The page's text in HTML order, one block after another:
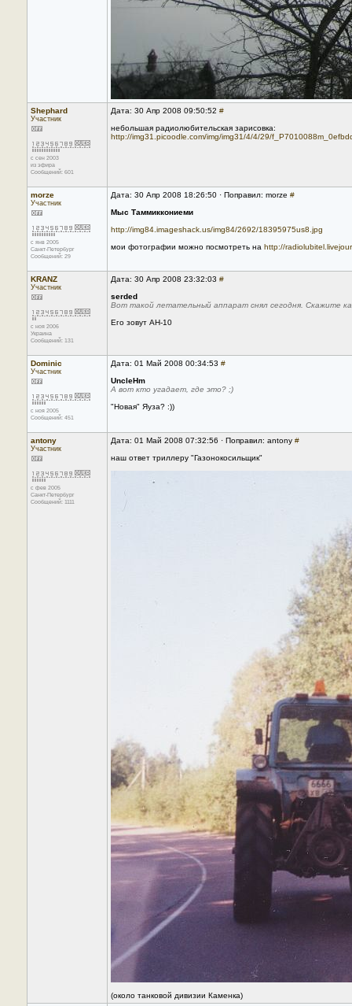
Shephard
Участник
с сен 2003
из эфира
Сообщений: 601
Дата: 30 Апр 2008 09:50:52 #
небольшая радиолюбительская зарисовка:
http://img31.picoodle.com/img/img31/4/4/29/
morze
Участник
с янв 2005
Санкт-Петербург
Сообщений: 29
Дата: 30 Апр 2008 18:26:50 · Поправил: morze #
Мыс Таммиккониеми
http://img84.imageshack.us/img84/2692/18395975us8.jpg
мои фотографии можно посмотреть на http://
KRANZ
Участник
с ноя 2006
Украина
Сообщений: 131
Дата: 30 Апр 2008 23:32:03 #
serded
Вот такой летательный аппарат снял сегодня. Скажите
Его зовут АН-10
Dominic
Участник
с ноя 2005
Сообщений: 451
Дата: 01 Май 2008 00:34:53 #
UncleHm
А вот кто угадает, где это? ;)
"Новая" Яуза? :))
antony
Участник
с фев 2005
Санкт-Петербург
Сообщений: 1111
Дата: 01 Май 2008 07:32:56 · Поправил: antony #
наш ответ триллеру "Газонокосильщик"
(около танковой дивизии Каменка)